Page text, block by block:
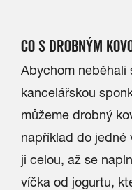
CO S DROBNÝM
Abychom neběhali
kancelářskou
můžeme drobný
například do jedné
ji celou, až se
víčka od jogurtu,